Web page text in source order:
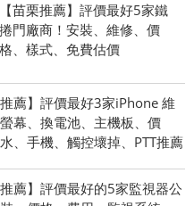
【苗栗推薦】評價最好5家鐵
捲門廠商！安裝、維修、價
格、樣式、免費估價
推薦】評價最好3家iPhone 維
幕、換電池、主機板、價
、手機、觸控壞掉、PTT推薦
推薦】評價最好的5家監視器公